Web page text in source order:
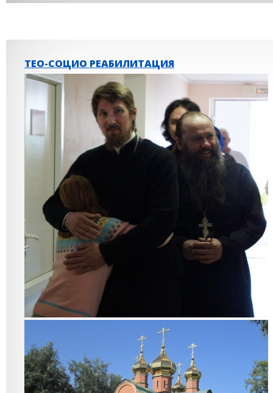
ТЕО-СОЦИО РЕАБИЛИТАЦИЯ